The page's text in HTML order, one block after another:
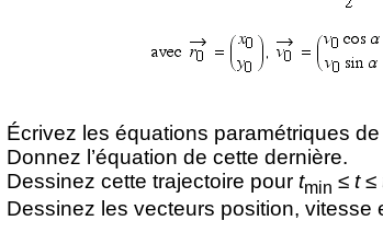
Écrivez les équations paramétriques
Donnez l’équation de cette dernière.
Dessinez cette trajectoire pour tmin ≤ t≤
Dessinez les vecteurs position, vitesse